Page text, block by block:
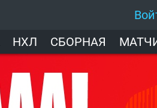
НХЛ СБОРНАЯ